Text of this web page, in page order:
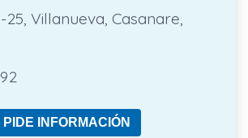
25, Villanueva, Casanare,
PIDE INFORMACIÓN